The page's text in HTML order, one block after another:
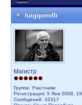
luigiperelli
Магистр
Группа: Участники
Регистрация: 5 Янв 2008,
Сообщений: 32317